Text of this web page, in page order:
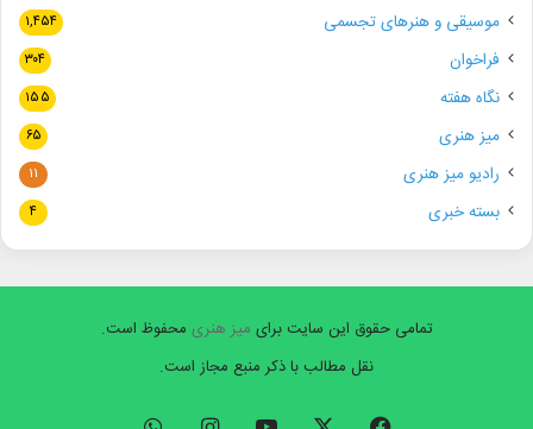
موسیقی و هنرهای تجسمی ۱,۴۵۴
فراخوان ۳۰۴
نگاه هفته ۱۵۵
میز هنری ۶۵
رادیو میز هنری ۱۱
بسته خبری ۴
تمامی حقوق این سایت برای میز هنری محفوظ است.
نقل مطالب با ذکر منبع مجاز است.